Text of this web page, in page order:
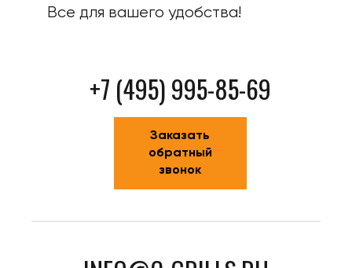
Все для вашего удобства!
+7 (495) 995-85-69
Заказать
обратный
звонок